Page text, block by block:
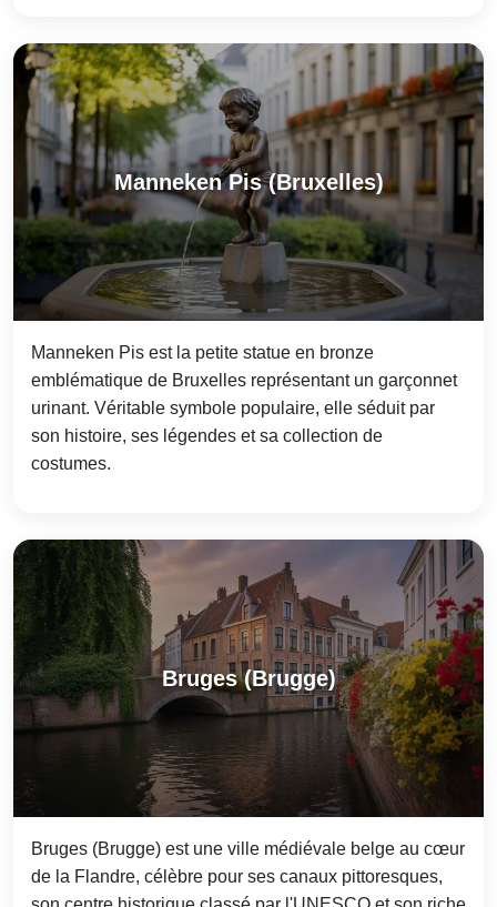
Manneken Pis (Bruxelles)
Manneken Pis est la petite statue en bronze
emblématique de Bruxelles représentant un garçonnet
urinant. Véritable symbole populaire, elle séduit par
son histoire, ses légendes et sa collection de
costumes.
Bruges (Brugge)
Bruges (Brugge) est une ville médiévale belge au cœur
de la Flandre, célèbre pour ses canaux pittoresques,